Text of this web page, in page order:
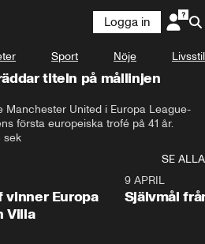
Logga in
Sport Nöje Livsstil
titeln på mållinjen
Manchester United i Europa League-
första europeiska trofé på 41 år.
sek
SE ALLA
Europa
Villa
9 APRIL
Självmål